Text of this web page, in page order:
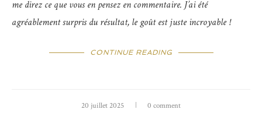
me direz ce que vous en pensez en commentaire. J’ai été
agréablement surpris du résultat, le goût est juste incroyable !
CONTINUE READING
20 juillet 2025 0 comment